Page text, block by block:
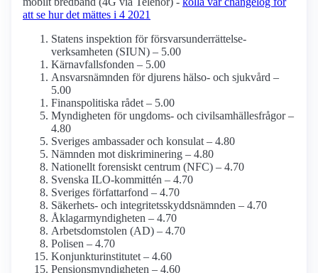
att se hur det mättes i 4 2021
Statens inspektion för försvars­underrättelse­
verksamheten (SIUN) – 5.00
Kärnavfalls­fonden – 5.00
Ansvarsnämnden för djurens hälso- och sjukvård –
5.00
Finanspolitiska rådet – 5.00
Myndigheten för ungdoms- och civilsamhälles­frågor –
4.80
Sveriges ambassader och konsulat – 4.80
Nämnden mot diskriminering – 4.80
Nationellt forensiskt centrum (NFC) – 4.70
Svenska ILO-kommittén – 4.70
Sveriges författarfond – 4.70
Säkerhets- och integritets­skydds­nämnden – 4.70
Åklagar­myndigheten – 4.70
Arbets­domstolen (AD) – 4.70
Polisen – 4.70
Konjunktu­rinstitutet – 4.60
Pensions­myndigheten – 4.60